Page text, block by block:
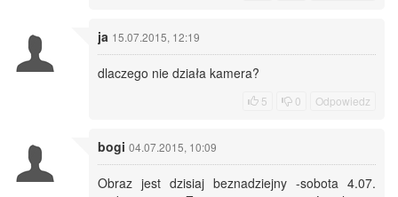
ja 15.07.2015, 12:19
dlaczego nie działa kamera?
5 0 Odpowiedz
bogi 04.07.2015, 10:09
Obraz jest dzisiaj beznadziejny -sobota 4.07.